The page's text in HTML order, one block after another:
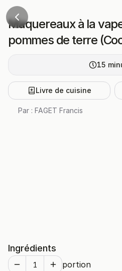
Maquereaux à la
pommes de terre
15
Livre de cuisine
Par : FAGET Francis
Ingrédients
portion